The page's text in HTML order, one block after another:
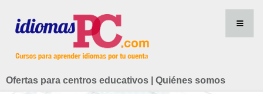
Ofertas para centros educativos Quiénes somos